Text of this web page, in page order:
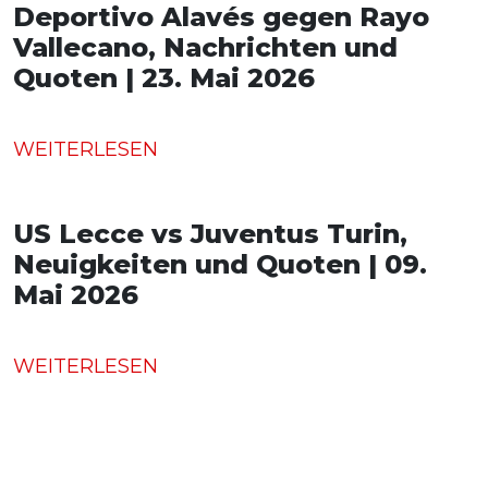
Deportivo Alavés gegen Rayo
Vallecano, Nachrichten und
Quoten | 23. Mai 2026
WEITERLESEN
US Lecce vs Juventus Turin,
Neuigkeiten und Quoten | 09.
Mai 2026
WEITERLESEN